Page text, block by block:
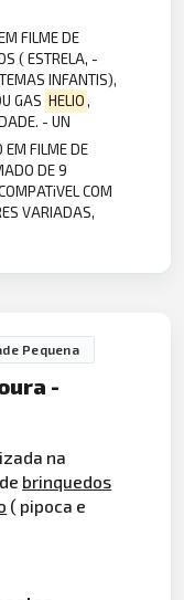
FILME DE
( ESTRELA, -
INFANTIS),
GAS HELIO,
- UN
EM FILME DE
DE 9
COM
VARIADAS,
Pequena
-
na
brinquedos
( pipoca e